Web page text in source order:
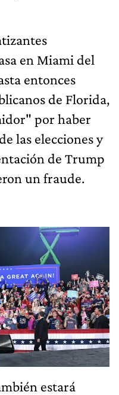
en Miami del
entonces
de Florida,
por haber
las elecciones y
de Trump
un fraude.
estará